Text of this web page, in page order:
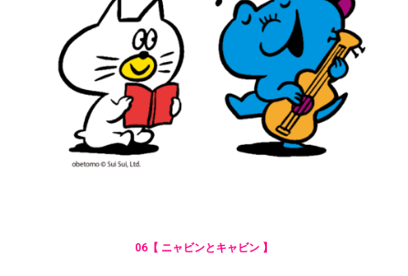
06【 ニャビンとキャビン 】